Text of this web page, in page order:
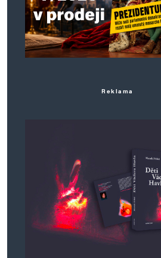
Reklama